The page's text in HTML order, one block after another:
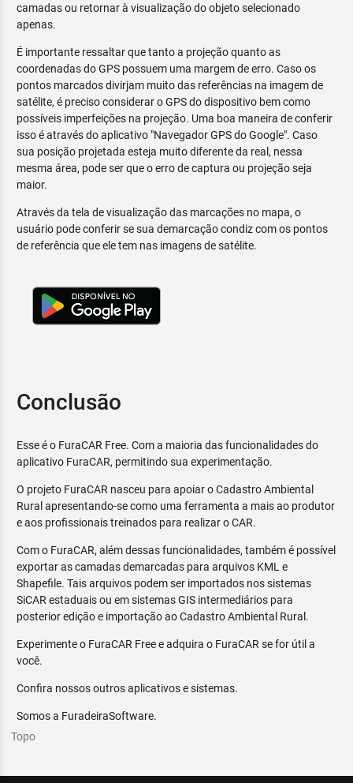
camadas ou retornar à visualização do objeto selecionado
apenas.
É importante ressaltar que tanto a projeção quanto as
coordenadas do GPS possuem uma margem de erro. Caso os
pontos marcados divirjam muito das referências na imagem de
satélite, é preciso considerar o GPS do dispositivo bem como
possíveis imperfeições na projeção. Uma boa maneira de conferir
isso é através do aplicativo "Navegador GPS do Google". Caso
sua posição projetada esteja muito diferente da real, nessa
mesma área, pode ser que o erro de captura ou projeção seja
maior.
Através da tela de visualização das marcações no mapa, o
usuário pode conferir se sua demarcação condiz com os pontos
de referência que ele tem nas imagens de satélite.
Conclusão
Esse é o FuraCAR Free. Com a maioria das funcionalidades do
aplicativo FuraCAR, permitindo sua experimentação.
O projeto FuraCAR nasceu para apoiar o Cadastro Ambiental
Rural apresentando-se como uma ferramenta a mais ao produtor
e aos profissionais treinados para realizar o CAR.
Com o FuraCAR, além dessas funcionalidades, também é possível
exportar as camadas demarcadas para arquivos KML e
Shapefile. Tais arquivos podem ser importados nos sistemas
SiCAR estaduais ou em sistemas GIS intermediários para
posterior edição e importação ao Cadastro Ambiental Rural.
Experimente o FuraCAR Free e adquira o FuraCAR se for útil a
você.
Confira nossos outros aplicativos e sistemas.
Somos a FuradeiraSoftware.
Topo